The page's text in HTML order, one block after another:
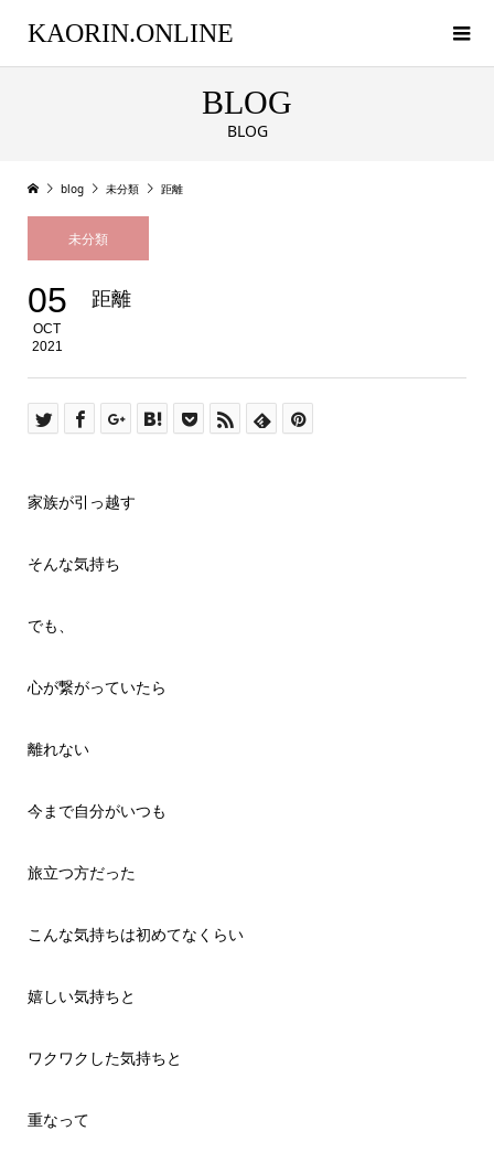
KAORIN.ONLINE
BLOG
BLOG
blog 未分類 距離
未分類
05
OCT
2021
距離
家族が引っ越す
そんな気持ち
でも、
心が繋がっていたら
離れない
今まで自分がいつも
旅立つ方だった
こんな気持ちは初めてなくらい
嬉しい気持ちと
ワクワクした気持ちと
重なって